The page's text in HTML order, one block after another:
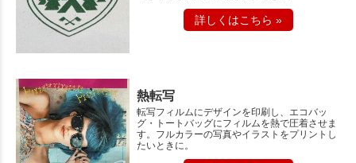
詳しくはこちら »
熱転写
転写フィルムにデザインを印刷し、エコバッ
グ・トートバッグにフィルムを熱で圧着させま
す。フルカラーの写真やイラストをプリントし
たいときに。